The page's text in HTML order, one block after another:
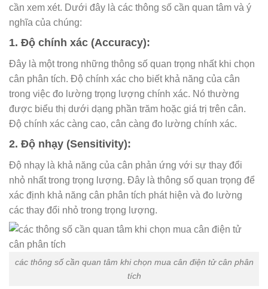
cần xem xét. Dưới đây là các thông số cần quan tâm và ý
nghĩa của chúng:
1. Độ chính xác (Accuracy):
Đây là một trong những thông số quan trọng nhất khi chọn
cân phân tích. Độ chính xác cho biết khả năng của cân
trong việc đo lường trọng lượng chính xác. Nó thường
được biểu thị dưới dạng phần trăm hoặc giá trị trên cân.
Độ chính xác càng cao, cân càng đo lường chính xác.
2. Độ nhạy (Sensitivity):
Độ nhạy là khả năng của cân phản ứng với sự thay đổi
nhỏ nhất trong trọng lượng. Đây là thông số quan trọng để
xác định khả năng cân phân tích phát hiện và đo lường
các thay đổi nhỏ trong trọng lượng.
các thông số cần quan tâm khi chọn mua cân điện tử cân phân
tích